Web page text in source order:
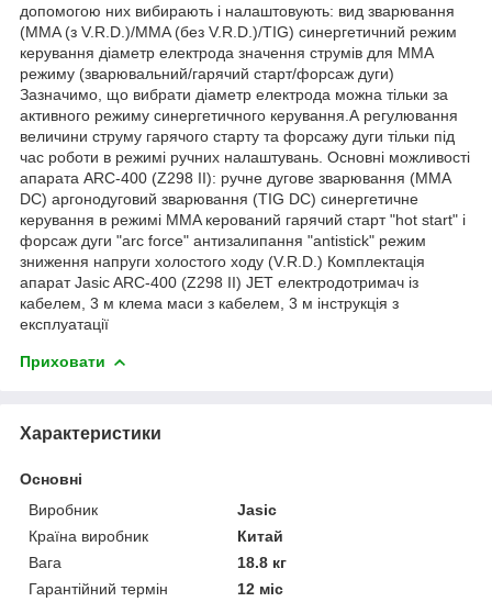
допомогою них вибирають і налаштовують: вид зварювання
(MMA (з V.R.D.)/MMA (без V.R.D.)/TIG) синергетичний режим
керування діаметр електрода значення струмів для MMA
режиму (зварювальний/гарячий старт/форсаж дуги)
Зазначимо, що вибрати діаметр електрода можна тільки за
активного режиму синергетичного керування.А регулювання
величини струму гарячого старту та форсажу дуги тільки під
час роботи в режимі ручних налаштувань. Основні можливості
апарата ARC-400 (Z298 II): ручне дугове зварювання (MMA
DC) аргонодуговий зварювання (TIG DC) синергетичне
керування в режимі MMA керований гарячий старт "hot start" і
форсаж дуги "arc force" антизалипання "antistick" режим
зниження напруги холостого ходу (V.R.D.) Комплектація
апарат Jasic ARC-400 (Z298 II) JET електродотримач із
кабелем, 3 м клема маси з кабелем, 3 м інструкція з
експлуатації
Приховати
Характеристики
Основні
Виробник
Jasic
Країна виробник
Китай
Вага
18.8 кг
Гарантійний термін
12 міс